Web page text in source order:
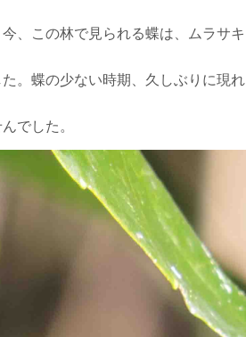
、この林で見られる蝶は、ムラサキ
。蝶の少ない時期、久しぶりに現れ
でした。